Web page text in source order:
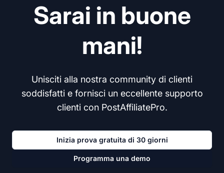
Sarai in buone
mani!
Unisciti alla nostra community di clienti
soddisfatti e fornisci un eccellente supporto
clienti con PostAffiliatePro.
Inizia prova gratuita di 30 giorni
Programma una demo